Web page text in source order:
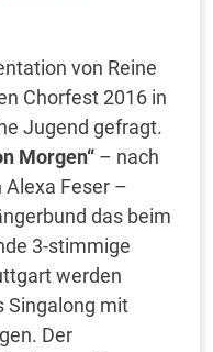
von Reine
Chorfest 2016 in
Jugend gefragt.
Morgen“ – nach
Feser –
das beim
3-stimmige
werden
Singalong mit
Der